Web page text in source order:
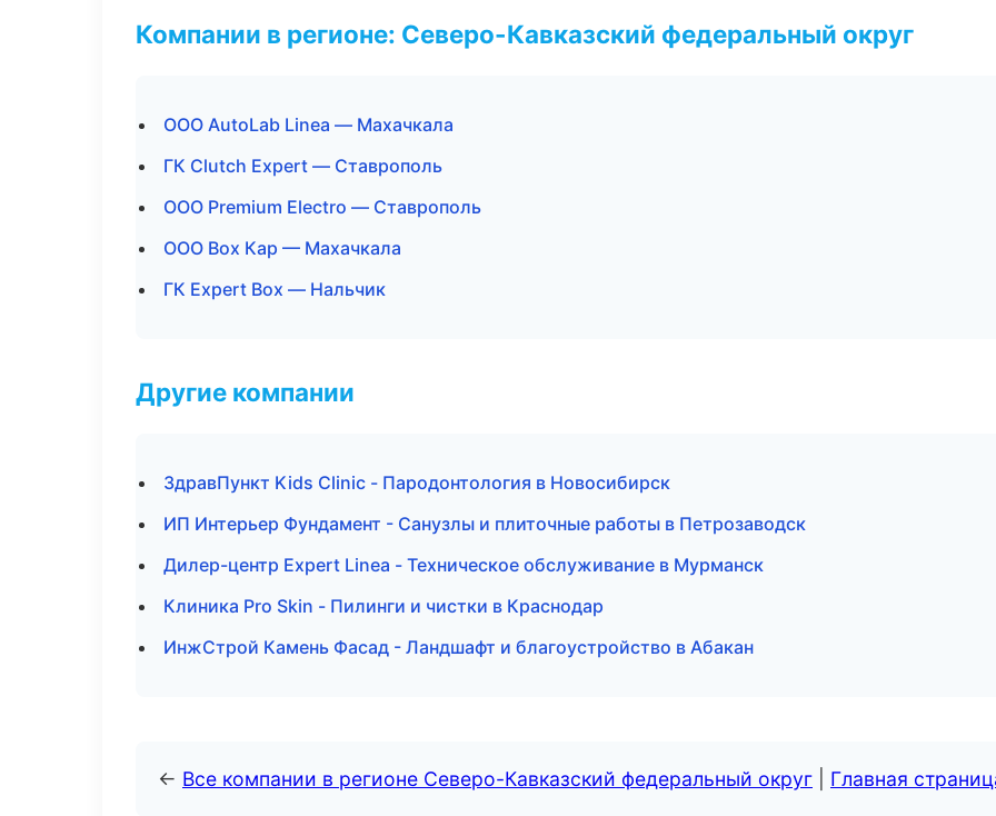
Компании в регионе: Северо-Кавказский федеральный округ
ООО AutoLab Linea — Махачкала
ГК Clutch Expert — Ставрополь
ООО Premium Electro — Ставрополь
ООО Box Кар — Махачкала
ГК Expert Box — Нальчик
Другие компании
ЗдравПункт Kids Clinic - Пародонтология в Новосибирск
ИП Интерьер Фундамент - Санузлы и плиточные работы в Петрозаводск
Дилер-центр Expert Linea - Техническое обслуживание в Мурманск
Клиника Pro Skin - Пилинги и чистки в Краснодар
ИнжСтрой Камень Фасад - Ландшафт и благоустройство в Абакан
← Все компании в регионе Северо-Кавказский федеральный округ Главная